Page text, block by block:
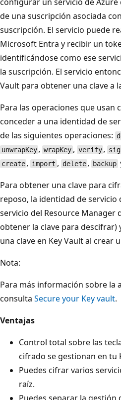
de una suscripción asociada
suscripción. El servicio puede
Microsoft Entra y recibir un
identificándose como ese
la suscripción. El servicio
Vault para obtener una clave a
Para las operaciones que usan
conceder a una identidad de
de las siguientes operaciones:
unwrapKey , wrapKey , verify ,
create , import , delete , backup
Para obtener una clave para
reposo, la identidad de servicio
servicio del Resource Manager
obtener la clave para descifrar)
una clave en Key Vault al crear
Nota:
Para más información sobre la
consulta Secure your Key vault.
Ventajas
Control total sobre las
cifrado se gestionan en tu
Puedes cifrar varios
raíz.